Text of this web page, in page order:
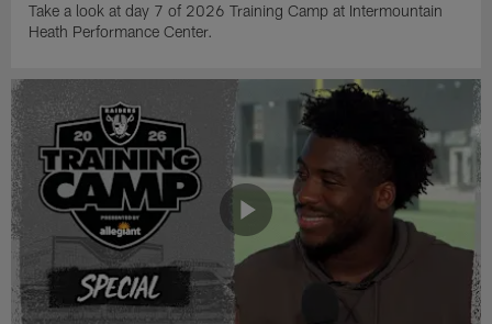
Take a look at day 7 of 2026 Training Camp at Intermountain
Heath Performance Center.